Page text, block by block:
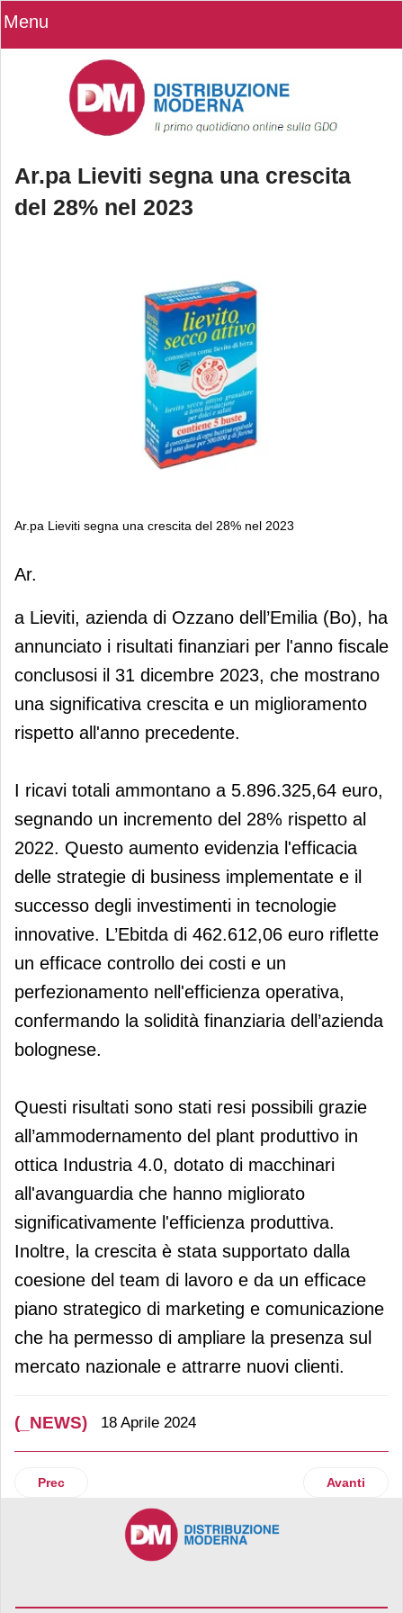
Menu
Ar.pa Lieviti segna una crescita
del 28% nel 2023
Ar.pa Lieviti segna una crescita del 28% nel 2023
Ar.pa Lieviti segna una crescita del
28% nel 2023
Ar.
a Lieviti, azienda di Ozzano dell’Emilia (Bo), ha
annunciato i risultati finanziari per l'anno fiscale
conclusosi il 31 dicembre 2023, che mostrano
una significativa crescita e un miglioramento
rispetto all'anno precedente.
I ricavi totali ammontano a 5.896.325,64 euro,
segnando un incremento del 28% rispetto al
2022. Questo aumento evidenzia l'efficacia
delle strategie di business implementate e il
successo degli investimenti in tecnologie
innovative. L’Ebitda di 462.612,06 euro riflette
un efficace controllo dei costi e un
perfezionamento nell'efficienza operativa,
confermando la solidità finanziaria dell’azienda
bolognese.
Questi risultati sono stati resi possibili grazie
all’ammodernamento del plant produttivo in
ottica Industria 4.0, dotato di macchinari
all'avanguardia che hanno migliorato
significativamente l'efficienza produttiva.
Inoltre, la crescita è stata supportato dalla
coesione del team di lavoro e da un efficace
piano strategico di marketing e comunicazione
che ha permesso di ampliare la presenza sul
mercato nazionale e attrarre nuovi clienti.
(_NEWS) 18 Aprile 2024
Articolo precedente: Too Good To Go e Caffè Borbone
Prec Articolo
Avanti